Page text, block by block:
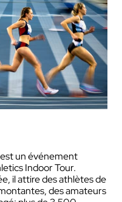
un événement
Indoor Tour.
il attire des athlètes de
des amateurs